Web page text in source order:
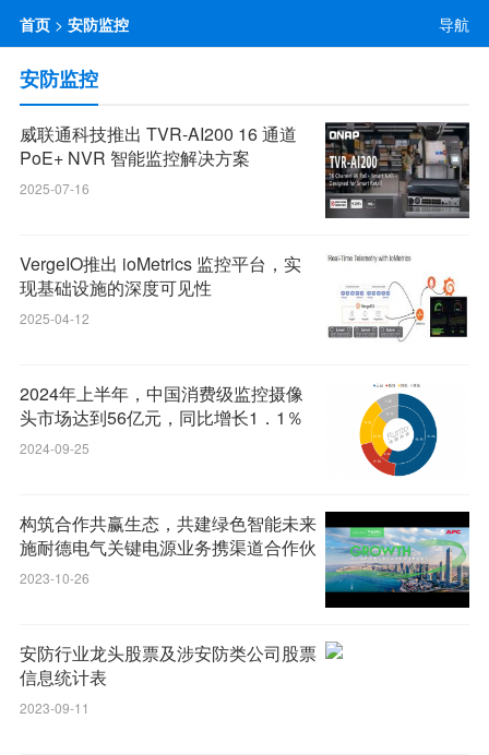
首页> 安防监控 导航
安防监控
威联通科技推出 TVR-AI200 16 通道
PoE+ NVR 智能监控解决方案
2025-07-16
VergeIO推出 ioMetrics 监控平台，实
现基础设施的深度可见性
2025-04-12
2024年上半年，中国消费级监控摄像
头市场达到56亿元，同比增长1．1％
2024-09-25
构筑合作共赢生态，共建绿色智能未来
施耐德电气关键电源业务携渠道合作伙
伴共绘发展蓝图
2023-10-26
安防行业龙头股票及涉安防类公司股票
信息统计表
2023-09-11